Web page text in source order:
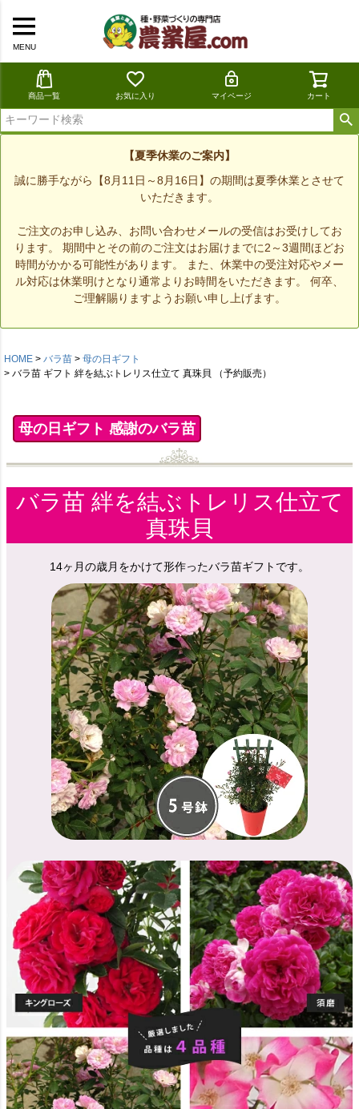
MENU
商品一覧 お気に入り マイページ カート
【夏季休業のご案内】
誠に勝手ながら【8月11日～8月16日】の期間は夏季休業とさせて
いただきます。
ご注文のお申し込み、お問い合わせメールの受信はお受けしてお
ります。 期間中とその前のご注文はお届けまでに2～3週間ほどお
時間がかかる可能性があります。 また、休業中の受注対応やメー
ル対応は休業明けとなり通常よりお時間をいただきます。 何卒、
ご理解賜りますようお願い申し上げます。
HOME バラ苗
母の日ギフト
バラ苗 ギフト 絆を結ぶトレリス仕立て 真珠貝 （予約販売）
母の日ギフト 感謝のバラ苗
バラ苗 絆を結ぶトレリス仕立て
真珠貝
14ヶ月の歳月をかけて形作ったバラ苗ギフトです。